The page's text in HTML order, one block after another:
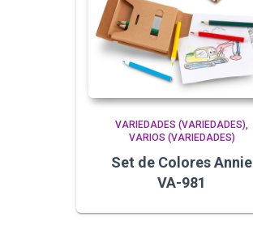
VARIEDADES (VARIEDADES)
VARIOS (VARIEDADES)
Set de Colores Annie
VA-981